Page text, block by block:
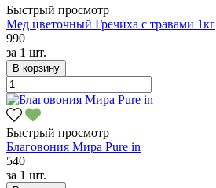
Быстрый просмотр
Мед цветочный Гречиха с травами 1кг
990
за 1 шт.
В корзину
Быстрый просмотр
Благовония Мира Pure in
540
за 1 шт.